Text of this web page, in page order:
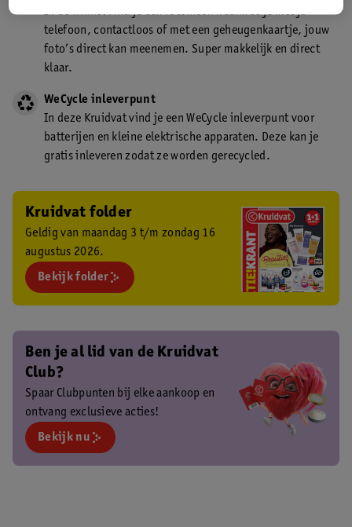
In de winkel vind je een fotokiosk waarmee je met je
telefoon, contactloos of met een geheugenkaartje, jouw
foto’s direct kan meenemen. Super makkelijk en direct
klaar.
WeCycle inleverpunt
In deze Kruidvat vind je een WeCycle inleverpunt voor
batterijen en kleine elektrische apparaten. Deze kan je
gratis inleveren zodat ze worden gerecycled.
Kruidvat folder
Geldig van maandag 3 t/m zondag 16
augustus 2026.
Bekijk folder
Ben je al lid van de Kruidvat
Club?
Spaar Clubpunten bij elke aankoop en
ontvang exclusieve acties!
Bekijk nu